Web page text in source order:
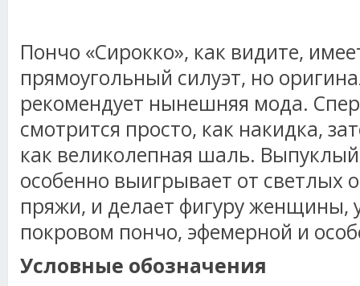
Пончо «Сирокко», как видите,
прямоугольный силуэт, но
рекомендует нынешняя мода.
смотрится просто, как накидка,
как великолепная шаль.
особенно выигрывает от светлых
пряжи, и делает фигуру
покровом пончо, эфемерной и
Условные обозначения